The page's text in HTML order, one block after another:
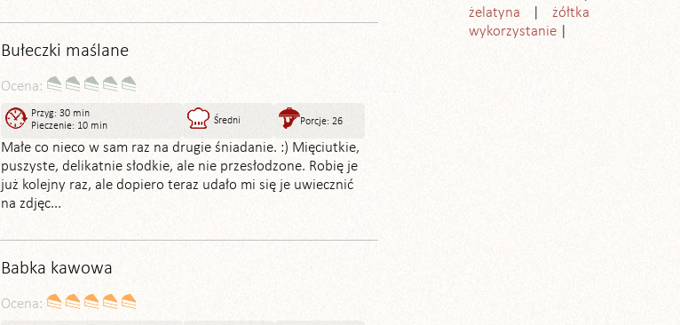
Bułeczki maślane
Ocena:
Przyg: 30 min
Pieczenie: 10 min
Średni Porcje: 26
Małe co nieco w sam raz na drugie śniadanie. :) Mięciutkie,
puszyste, delikatnie słodkie, ale nie przesłodzone. Robię je
już kolejny raz, ale dopiero teraz udało mi się je uwiecznić
na zdjęc...
Babka kawowa
Ocena:
żelatyna
żółtka
wykorzystanie